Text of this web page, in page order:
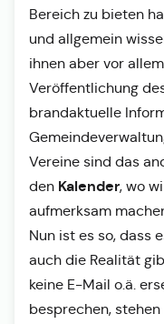
Bereich zu bieten
und allgemein
ihnen aber vor
Veröffentlichung
brandaktuelle
Vereine sind das
den Kalender, wo
aufmerksam
Nun ist es so, dass
auch die Realität
keine E-Mail o.ä.
besprechen,